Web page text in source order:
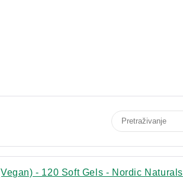
- 120 Soft Gels - Nordic Naturals